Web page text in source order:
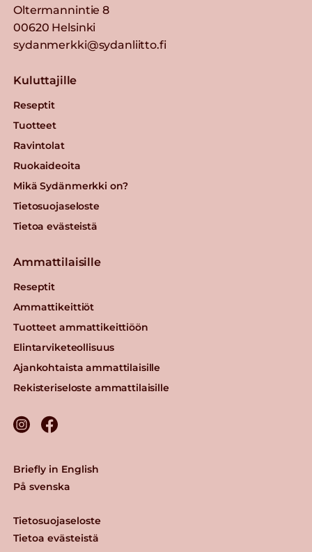
Oltermannintie 8
00620 Helsinki
sydanmerkki@sydanliitto.fi
Kuluttajille
Reseptit
Tuotteet
Ravintolat
Ruokaideoita
Mikä Sydänmerkki on?
Tietosuojaseloste
Tietoa evästeistä
Ammattilaisille
Reseptit
Ammattikeittiöt
Tuotteet ammattikeittiöön
Elintarviketeollisuus
Ajankohtaista ammattilaisille
Rekisteriseloste ammattilaisille
Tietosuojaseloste
Tietoa evästeistä
Briefly in English
På svenska